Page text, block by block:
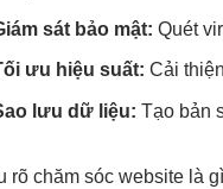
sát bảo mật: Quét
ưu hiệu suất: Cải
lưu dữ liệu: Tạo bản
rõ chăm sóc website là